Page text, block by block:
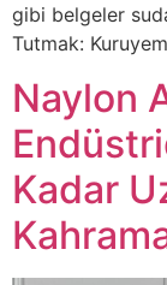
gibi belgeler
Tutmak:
Naylon
Kadar